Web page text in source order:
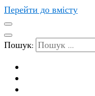
Перейти до вмісту
Пошук: